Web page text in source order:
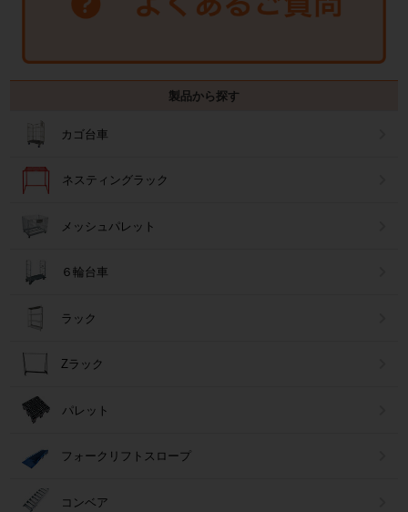
製品から探す
カゴ台車
ネスティングラック
メッシュパレット
６輪台車
ラック
Zラック
パレット
フォークリフトスロープ
コンベア